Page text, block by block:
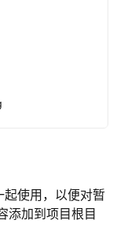
起使用，以便对暂
添加到项目根目